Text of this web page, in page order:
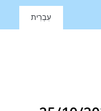
עִבְרִית